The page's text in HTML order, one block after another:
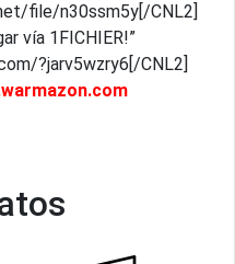
file/n30ssm5y[/CNL2]
vía 1FICHIER!”
?jarv5wzry6[/CNL2]